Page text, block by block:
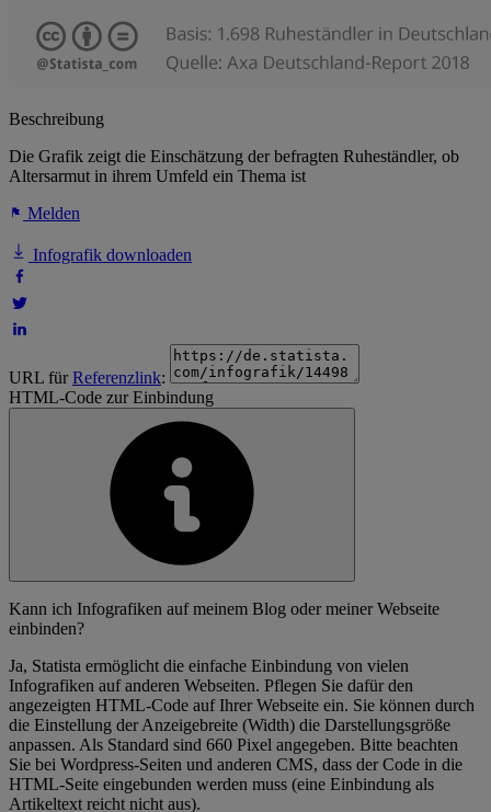
Beschreibung
Die Grafik zeigt die Einschätzung der befragten Ruheständler, ob
Altersarmut in ihrem Umfeld ein Thema ist
Melden
Infografik downloaden
URL fürReferenzlink:
HTML-Code zur Einbindung
Kann ich Infografiken auf meinem Blog oder meiner Webseite
einbinden?
Ja, Statista ermöglicht die einfache Einbindung von vielen
Infografiken auf anderen Webseiten. Pflegen Sie dafür den
angezeigten HTML-Code auf Ihrer Webseite ein. Sie können durch
die Einstellung der Anzeigebreite (Width) die Darstellungsgröße
anpassen. Als Standard sind 660 Pixel angegeben. Bitte beachten
Sie bei Wordpress-Seiten und anderen CMS, dass der Code in die
HTML-Seite eingebunden werden muss (eine Einbindung als
Artikeltext reicht nicht aus).